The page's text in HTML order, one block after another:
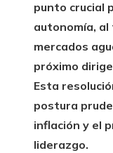
punto crucial
autonomía, al
mercados
próximo
Esta
postura
inflación y el
liderazgo.